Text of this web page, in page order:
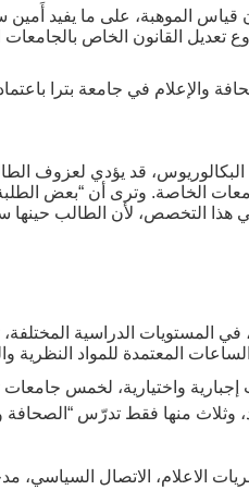
قياس الموهبة، على ما يفيد
القانون الخاص بالجامعات
2012 أوصى رئيس قسم الصحافة والإعلام في
قد يؤدي لعزوف
الخاصة. وترى أن “بعض الطلبة
هذا التخصص، لأن الطالب حينها
المستويات الدراسية
المعتمدة للمواد النظرية
واختيارية، لخمس
منها فقط تدرّس “الصحافة
الاعلام، الاتصال السياسي،